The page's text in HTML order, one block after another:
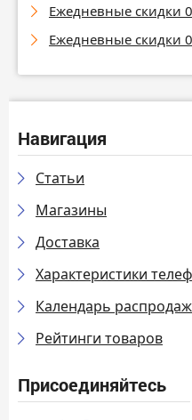
Ежедневные скидки
Ежедневные скидки
Навигация
Статьи
Магазины
Доставка
Характеристики
Календарь
Рейтинги товаров
Присоединяйтесь